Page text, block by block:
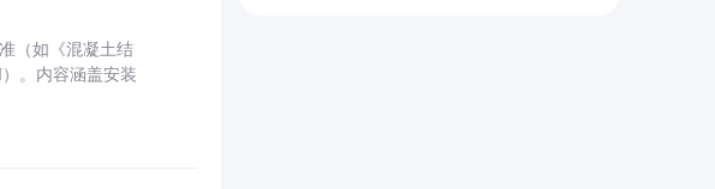
（如《混凝土结
。内容涵盖安装